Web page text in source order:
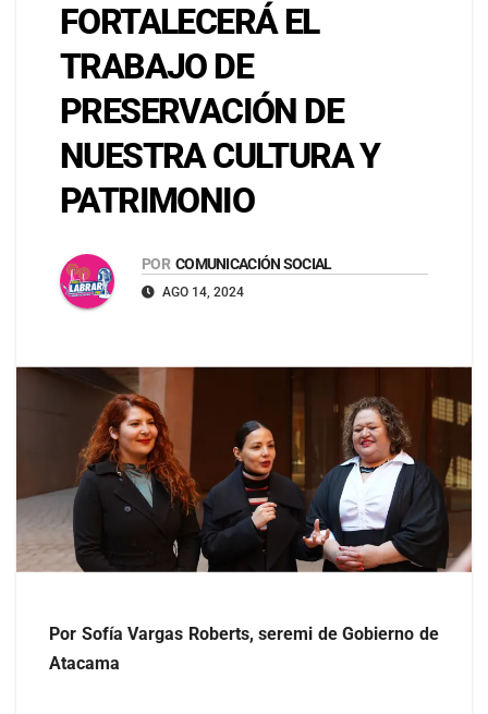
FORTALECERÁ EL
TRABAJO DE
PRESERVACIÓN DE
NUESTRA CULTURA Y
PATRIMONIO
POR COMUNICACIÓN SOCIAL
AGO 14, 2024
Por Sofía Vargas Roberts, seremi de Gobierno de
Atacama